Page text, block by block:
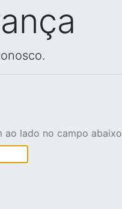
ao lado no campo abaixo